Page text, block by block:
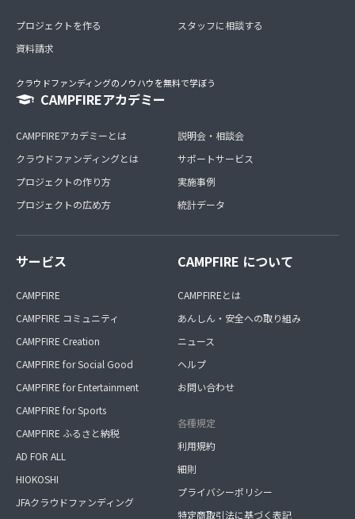
プロジェクトを作る
資料請求
スタッフに相談する
クラウドファンディングのノウハウを無料で学ぼう
CAMPFIREアカデミー
CAMPFIREアカデミーとは
クラウドファンディングとは
プロジェクトの作り方
プロジェクトの広め方
説明会・相談会
サポートサービス
実施事例
統計データ
サービス
CAMPFIRE
CAMPFIRE コミュニティ
CAMPFIRE Creation
CAMPFIRE for Social Good
CAMPFIRE for Entertainment
CAMPFIRE for Sports
CAMPFIRE ふるさと納税
AD FOR ALL
HIOKOSHI
JFAクラウドファンディング
CAMPFIRE について
CAMPFIREとは
あんしん・安全への取り組み
ニュース
ヘルプ
お問い合わせ
各種規定
利用規約
細則
プライバシーポリシー
特定商取引法に基づく表記